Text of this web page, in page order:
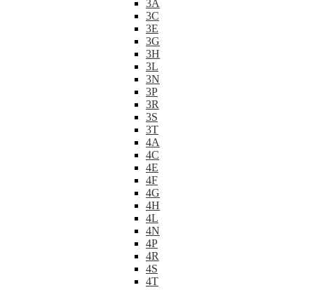
3A
3C
3E
3G
3H
3L
3N
3P
3R
3S
3T
4A
4C
4E
4F
4G
4H
4L
4N
4P
4R
4S
4T